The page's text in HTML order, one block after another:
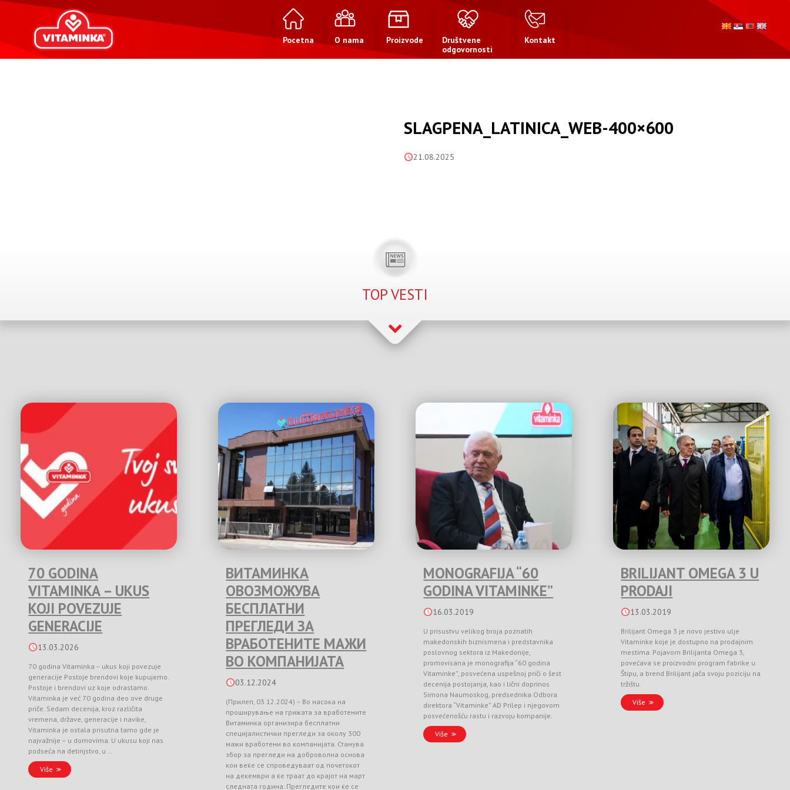
Pocetna O nama Proizvode
Društvene
odgovornosti
Kontakt
SLAGPENA_LATINICA_WEB-400×600
21.08.2025
TOP VESTI
70 GODINA
VITAMINKA – UKUS
KOJI POVEZUJE
GENERACIJE
13.03.2026
70 godina Vitaminka – ukus koji povezuje
generacije Postoje brendovi koje kupujemo.
Postoje i brendovi uz koje odrastamo.
Vitaminka je već 70 godina deo ove druge
priče. Sedam decenija, kroz različita
vremena, države, generacije i navike,
Vitaminka je ostala prisutna tamo gde je
najvažnije – u domovima. U ukusu koji nas
podseća na detinjstvo, u …
Više
ВИТАМИНКА
ОВОЗМОЖУВА
БЕСПЛАТНИ
ПРЕГЛЕДИ ЗА
ВРАБОТЕНИТЕ МАЖИ
ВО КОМПАНИЈАТА
03.12.2024
(Прилеп, 03.12.2024) – Во насока на
проширување на грижата за вработените
Витаминка организира бесплатни
специјалистички прегледи за околу 300
мажи вработени во компанијата. Станува
збор за прегледи на доброволна основа
кои веќе се спроведуваат од почетокот
на декември а ќе траат до крајот на март
следната година. Прегледите кои ќе се
MONOGRAFIJA “60
GODINA VITAMINKE”
16.03.2019
U prisustvu velikog broja poznatih
makedonskih biznismena i predstavnika
poslovnog sektora iz Makedonije,
promovisana je monografija “60 godina
Vitaminke”, posvećena uspešnoj priči o šest
decenija postojanja, kao i lični doprinos
Simona Naumoskog, predsednika Odbora
direktora “Vitaminke” AD Prilep i njegovom
posvećenošću rastu i razvoju kompanije.
Više
BRILIJANT OMEGA 3 U
PRODAJI
13.03.2019
Brilijant Omega 3 je novo jestivo ulje
Vitaminke koje je dostupno na prodajnim
mestima. Pojavom Brilijanta Omega 3,
povećava se proizvodni program fabrike u
Štipu, a brend Brilijant jača svoju poziciju na
tržištu.
Više